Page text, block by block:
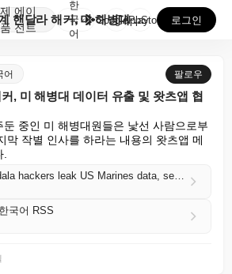
제
품
에이
전트
이란 연계 핸달라 해커, 미 해병대 데이터 유출 및 왓...
한
국
어
GooglePlay
AppStore 로그인
어 팔로우
, 미 해병대 데이터 유출 및 왓츠앱 협
중인 미 해병대원들은 낯선 사람으로부
막 작별 인사를 하라는 내용의 왓츠앱 메
Iran-linked Handala hackers leak US Marines data, send chilling WhatsApp threats
국어 RSS